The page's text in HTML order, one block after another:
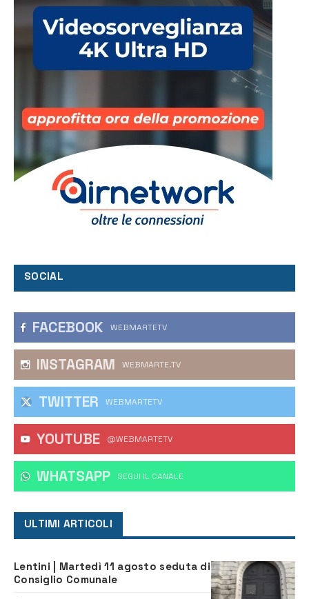
SOCIAL
FACEBOOK WEBMARTETV
INSTAGRAM WEBMARTE.TV
TWITTER WEBMARTETV
YOUTUBE @WEBMARTETV
WHATSAPP ‎SEGUI IL CANALE
ULTIMI ARTICOLI
Lentini | Martedì 11 agosto seduta di
Consiglio Comunale